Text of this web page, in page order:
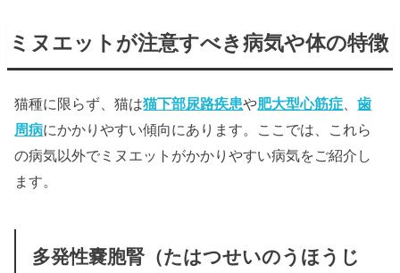
ミヌエットが注意すべき病気や体の特徴
猫種に限らず、猫は猫下部尿路疾患や肥大型心筋症 、歯
周病にかかりやすい傾向にあります。ここでは、これら
の病気以外でミヌエットがかかりやすい病気をご紹介し
ます。
多発性嚢胞腎（たはつせいのうほうじ